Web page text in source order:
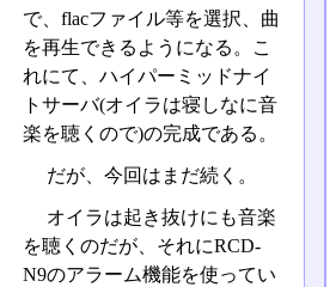
で、flacファイル等を選択、曲
を再生できるようになる。こ
れにて、ハイパーミッドナイ
トサーバ(オイラは寝しなに音
楽を聴くので)の完成である。
だが、今回はまだ続く。
オイラは起き抜けにも音楽
を聴くのだが、それにRCD-
N9のアラーム機能を使ってい